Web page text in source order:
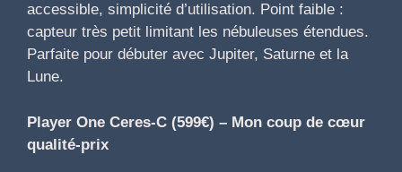
accessible, simplicité d’utilisation. Point faible :
capteur très petit limitant les nébuleuses étendues.
Parfaite pour débuter avec Jupiter, Saturne et la
Lune.
Player One Ceres-C (599€) – Mon coup de cœur
qualité-prix